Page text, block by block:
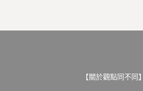
【關於觀點同不同】